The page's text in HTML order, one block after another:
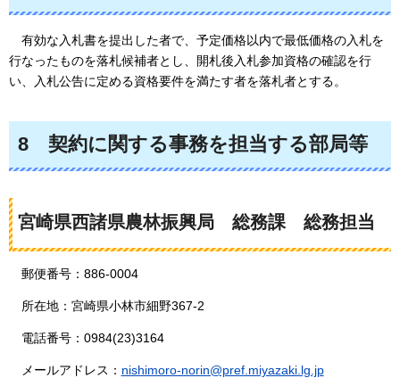
有効な入札書を提出した者で、予定価格以内で最低価格の入札を
行なったものを落札候補者とし、開札後入札参加資格の確認を行
い、入札公告に定める資格要件を満たす者を落札者とする。
8 契約に関する事務を担当する部局等
宮崎県西諸県農林振興局 総務課 総務担当
郵便番号：886-0004
所在地：宮崎県小林市細野367-2
電話番号：0984(23)3164
メールアドレス： nishimoro-norin@pref.miyazaki.lg.jp